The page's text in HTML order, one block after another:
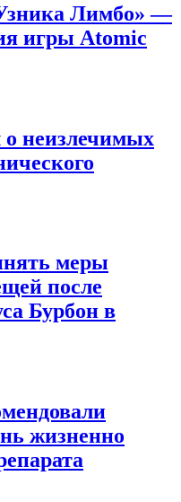
Лимбо» —
игры Atomic
о неизлечимых
меры
после
Бурбон в
жизненно